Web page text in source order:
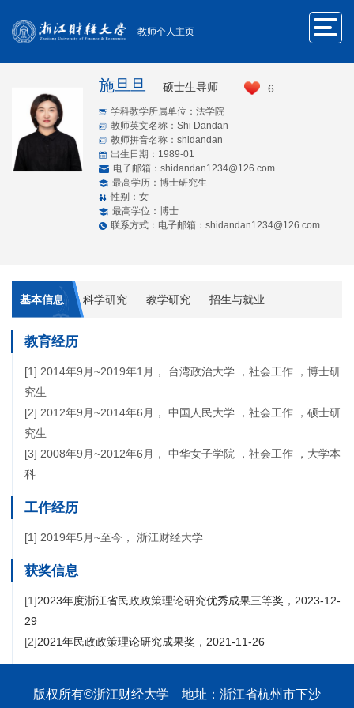
教师个人主页
施旦旦 硕士生导师 6
学科教学所属单位：法学院
教师英文名称：Shi Dandan
教师拼音名称：shidandan
出生日期：1989-01
电子邮箱： shidandan1234@126.com
最高学历：博士研究生
性别：女
最高学位：博士
联系方式：电子邮箱：shidandan1234@126.com
基本信息 科学研究 教学研究 招生与就业
教育经历
[1] 2014年9月~2019年1月， 台湾政治大学 ，社会工作 ，博士研
究生
[2] 2012年9月~2014年6月， 中国人民大学 ，社会工作 ，硕士研
究生
[3] 2008年9月~2012年6月， 中华女子学院 ，社会工作 ，大学本
科
工作经历
[1] 2019年5月~至今， 浙江财经大学
获奖信息
[1]2023年度浙江省民政政策理论研究优秀成果三等奖，2023-12-
29
[2]2021年民政政策理论研究成果奖，2021-11-26
版权所有©浙江财经大学 地址：浙江省杭州市下沙